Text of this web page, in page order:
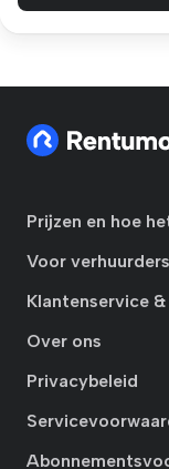
Prijzen en hoe
Voor verhuurders
Klantenservice
Over ons
Privacybeleid